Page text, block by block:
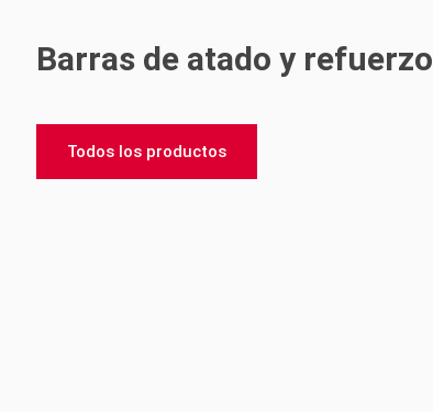
Barras de atado y refuerzo
Todos los productos